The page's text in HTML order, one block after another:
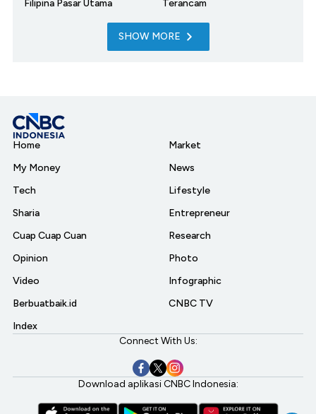
Filipina Pasar Utama
Terancam
SHOW MORE
Home
My Money
Tech
Sharia
Cuap Cuap Cuan
Opinion
Video
Berbuatbaik.id
Index
Market
News
Lifestyle
Entrepreneur
Research
Photo
Infographic
CNBC TV
Connect With Us:
Download aplikasi CNBC Indonesia: